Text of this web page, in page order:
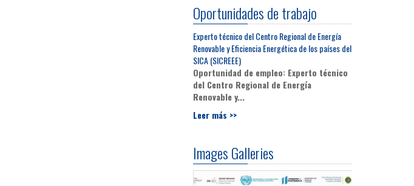
Oportunidades de trabajo
Experto técnico del Centro Regional de Energía
Renovable y Eficiencia Energética de los países del
SICA (SICREEE)
Oportunidad de empleo: Experto técnico
del Centro Regional de Energía
Renovable y...
Leer más >>
Images Galleries